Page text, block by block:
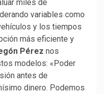
miles de
variables como
y los tiempos
más eficiente y
Pérez nos
modelos: «Poder
antes de
dinero. Podemos